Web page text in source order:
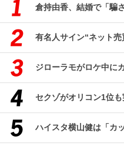
倉持由香、結婚で「騙
有名人サイン“ネット売
ジローラモがロケ中に
セクゾがオリコン1位
ハイスタ横山健は「カ